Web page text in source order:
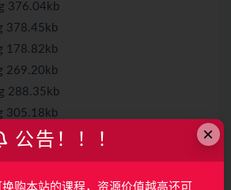
376.04kb
378.45kb
178.82kb
269.20kb
288.35kb
305.18kb
303.40kb
×
公告！！！
购本站的课程，资源价值越高还可